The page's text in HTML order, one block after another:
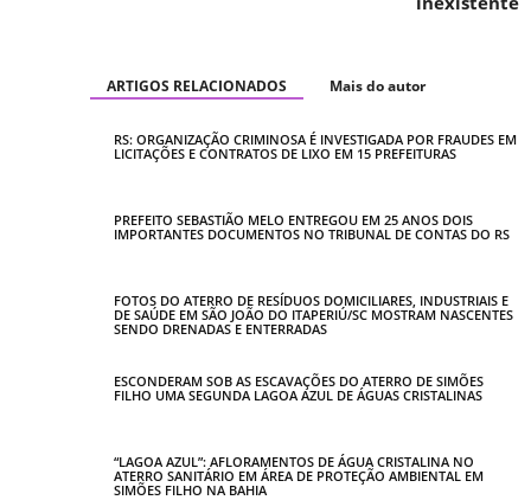
ARTIGOS RELACIONADOS Mais do autor
RS: ORGANIZAÇÃO CRIMINOSA É INVESTIGADA POR FRAUDES EM
LICITAÇÕES E CONTRATOS DE LIXO EM 15 PREFEITURAS
PREFEITO SEBASTIÃO MELO ENTREGOU EM 25 ANOS DOIS
IMPORTANTES DOCUMENTOS NO TRIBUNAL DE CONTAS DO RS
FOTOS DO ATERRO DE RESÍDUOS DOMICILIARES, INDUSTRIAIS E
DE SAÚDE EM SÃO JOÃO DO ITAPERIÚ/SC MOSTRAM NASCENTES
SENDO DRENADAS E ENTERRADAS
ESCONDERAM SOB AS ESCAVAÇÕES DO ATERRO DE SIMÕES
FILHO UMA SEGUNDA LAGOA AZUL DE ÁGUAS CRISTALINAS
“LAGOA AZUL”: AFLORAMENTOS DE ÁGUA CRISTALINA NO
ATERRO SANITÁRIO EM ÁREA DE PROTEÇÃO AMBIENTAL EM
SIMÕES FILHO NA BAHIA